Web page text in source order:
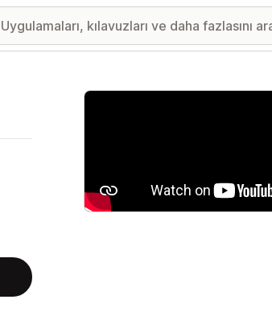
Öne çıkan görsel galerisi